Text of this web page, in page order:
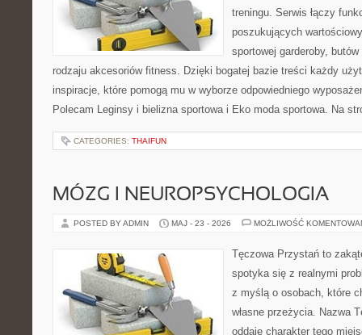
treningu. Serwis łączy
poszukujących
sportowej garderoby,
rodzaju akcesoriów fitness. Dzięki bogatej bazie treści każdy
inspiracje, które pomogą mu w wyborze odpowiedniego
Polecam Leginsy i bielizna sportowa i Eko moda sportowa. Na
CATEGORIES: THAIFUN
MÓZG I NEUROPSYCHOLOGIA
POSTED BY ADMIN MAJ - 23 - 2026 MOŻLIWOŚĆ
Tęczowa Przystań to
spotyka się z realnymi
z myślą o osobach, które
własne przeżycia. Nazwa
oddaje charakter tego